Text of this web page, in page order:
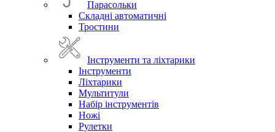
Парасольки
Складні автоматичні
Тростини
Інструменти та ліхтарики
Інструменти
Ліхтарики
Мультитули
Набір інструментів
Ножі
Рулетки